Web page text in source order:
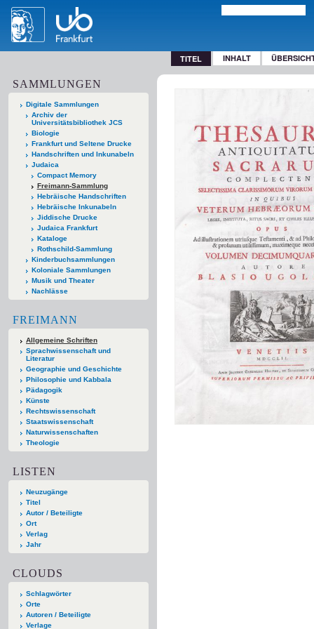
TITEL INHALT
SAMMLUNGEN
Digitale Sammlungen
Archiv der
Universitätsbibliothek JCS
Biologie
Frankfurt und Seltene Drucke
Handschriften und Inkunabeln
Judaica
Compact Memory
Freimann-Sammlung
Hebräische Handschriften
Hebräische Inkunabeln
Jiddische Drucke
Judaica Frankfurt
Kataloge
Rothschild-Sammlung
Kinderbuchsammlungen
Koloniale Sammlungen
Musik und Theater
Nachlässe
FREIMANN
Allgemeine Schriften
Sprachwissenschaft und
Literatur
Geographie und Geschichte
Philosophie und Kabbala
Pädagogik
Künste
Rechtswissenschaft
Staatswissenschaft
Naturwissenschaften
Theologie
LISTEN
Neuzugänge
Titel
Autor / Beteiligte
Ort
Verlag
Jahr
CLOUDS
Schlagwörter
Orte
Autoren / Beteiligte
Verlage